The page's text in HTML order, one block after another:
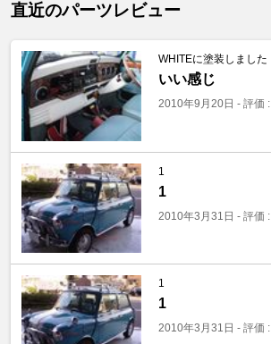
直近のパーツレビュー
WHITEに塗装しました
いい感じ
2010年9月20日 - 評価 :
1
1
2010年3月31日 - 評価 :
1
1
2010年3月31日 - 評価 :